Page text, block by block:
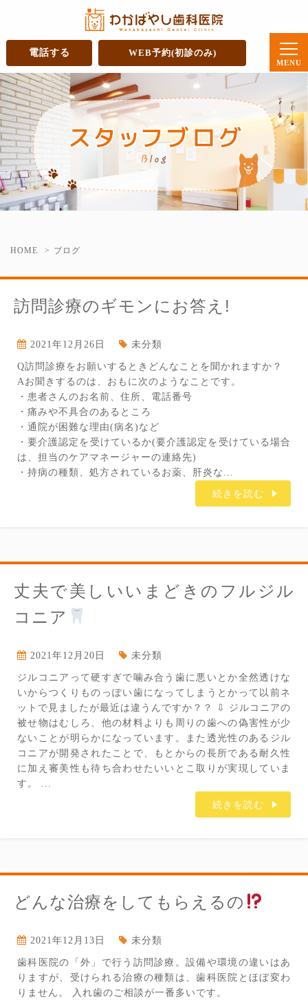
電話する WEB予約(初診のみ)
HOME ブログ
訪問診療のギモンにお答え!
2021年12月26日 未分類
Q訪問診療をお願いするときどんなことを聞かれますか？
Aお聞きするのは、おもに次のようなことです。
・患者さんのお名前、住所、電話番号
・痛みや不具合のあるところ
・通院が困難な理由(病名)など
・要介護認定を受けているか(要介護認定を受けている場合
は、担当のケアマネージャーの連絡先)
・持病の種類、処方されているお薬、肝炎な...
続きを読む
丈夫で美しいいまどきのフルジル
コニア
2021年12月20日 未分類
ジルコニアって硬すぎで噛み合う歯に悪いとか全然透けな
いからつくりものっぽい歯になってしまうとかって以前ネ
ットで見ましたが最近は違うんですか？？ ⇩ ジルコニアの
被せ物はむしろ、他の材料よりも周りの歯への偽害性が少
ないことが明らかになっています。また透光性のあるジル
コニアが開発されたことで、もとからの長所である耐久性
に加え審美性も待ち合わせたいいとこ取りが実現していま
す。 ...
続きを読む
どんな治療をしてもらえるの
2021年12月13日 未分類
歯科医院の「外」で行う訪問診療。設備や環境の違いはあ
りますが、受けられる治療の種類は、歯科医院とほぼ変わ
りません。 入れ歯のご相談が一番多いです。